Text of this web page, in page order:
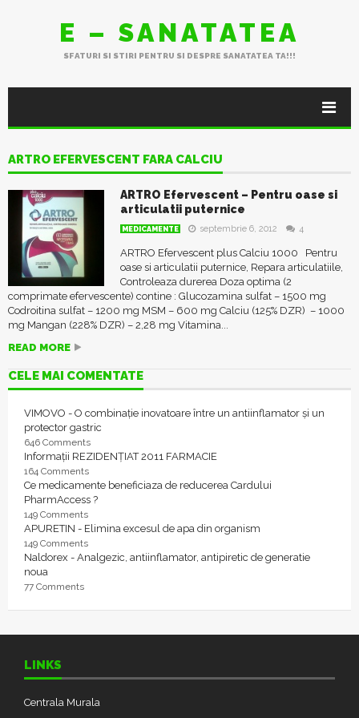
E – SANATATEA
SFATURI SI STIRI PENTRU SI DESPRE SANATATEA TA!!!
ARTRO EFERVESCENT FARA CALCIU
ARTRO Efervescent – Pentru oase si
articulatii puternice
MEDICAMENTE septembrie 6, 2012 4
ARTRO Efervescent plus Calciu 1000 Pentru
oase si articulatii puternice, Repara articulatiile,
Controleaza durerea Doza optima (2
comprimate efervescente) contine : Glucozamina sulfat – 1500 mg
Codroitina sulfat – 1200 mg MSM – 600 mg Calciu (125% DZR) – 1000
mg Mangan (228% DZR) – 2,28 mg Vitamina...
READ MORE
CELE MAI COMENTATE
VIMOVO - O combinație inovatoare între un antiinflamator și un
protector gastric
646 Comments
Informații REZIDENȚIAT 2011 FARMACIE
164 Comments
Ce medicamente beneficiaza de reducerea Cardului
PharmAccess ?
149 Comments
APURETIN - Elimina excesul de apa din organism
149 Comments
Naldorex - Analgezic, antiinflamator, antipiretic de generatie
noua
77 Comments
LINKS
Centrala Murala